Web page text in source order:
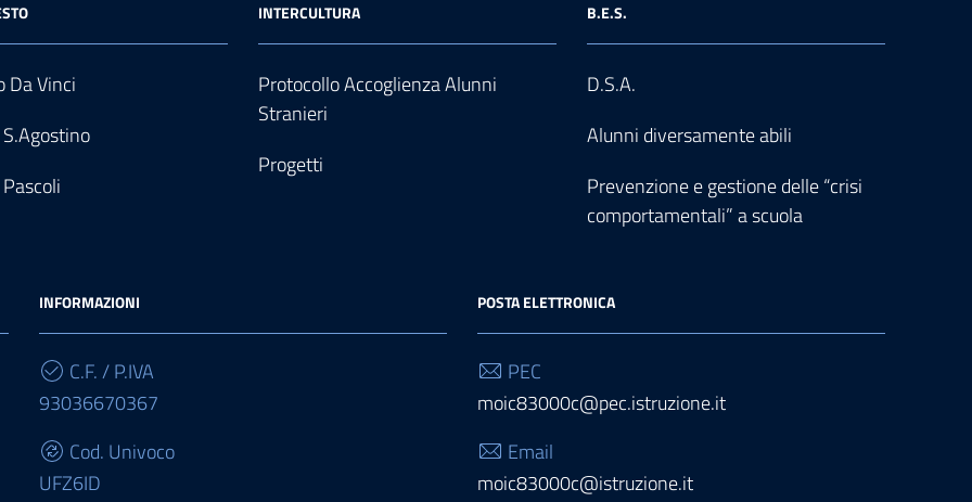
Da Vinci
INTERCULTURA
Protocollo Accoglienza Alunni
Stranieri
Progetti
B.E.S.
D.S.A.
Alunni diversamente abili
Prevenzione e gestione delle “crisi
comportamentali” a scuola
INFORMAZIONI
C.F. / P.IVA
93036670367
Cod. Univoco
UFZ6ID
POSTA ELETTRONICA
PEC
moic83000c@pec.istruzione.it
Email
moic83000c@istruzione.it